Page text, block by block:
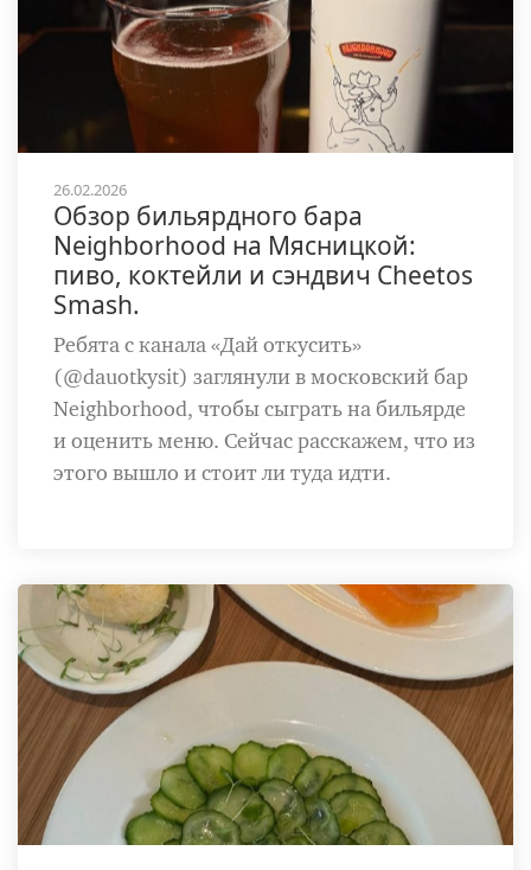
26.02.2026
Обзор бильярдного бара
Neighborhood на Мясницкой:
пиво, коктейли и сэндвич Cheetos
Smash.
Ребята с канала «Дай откусить»
(@dauotkysit) заглянули в московский бар
Neighborhood, чтобы сыграть на бильярде
и оценить меню. Сейчас расскажем, что из
этого вышло и стоит ли туда идти.